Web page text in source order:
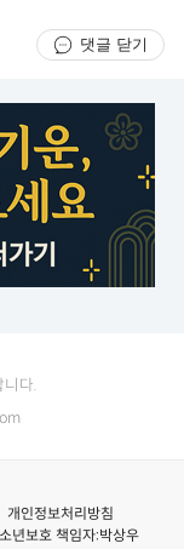
댓글 닫기
다.
개인정보처리방침
년보호 책임자:박상우